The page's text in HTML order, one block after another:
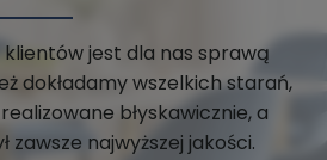
jest dla nas sprawą
dokładamy wszelkich starań,
błyskawicznie, a
najwyższej jakości.